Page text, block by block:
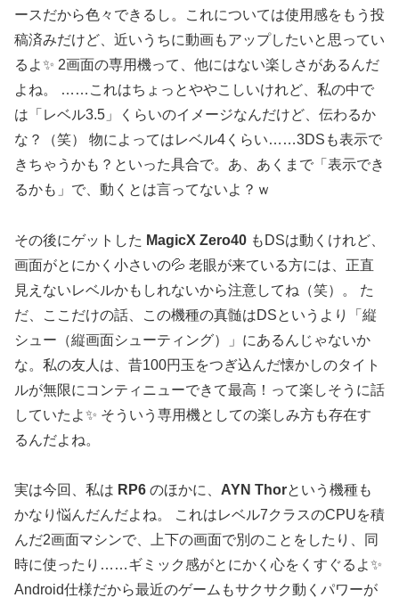
ースだから色々できるし。これについては使用感をもう投
稿済みだけど、近いうちに動画もアップしたいと思ってい
るよ✨ 2画面の専用機って、他にはない楽しさがあるんだ
よね。 ……これはちょっとややこしいけれど、私の中で
は「レベル3.5」くらいのイメージなんだけど、伝わるか
な？（笑） 物によってはレベル4くらい……3DSも表示で
きちゃうかも？といった具合で。あ、あくまで「表示でき
るかも」で、動くとは言ってないよ？ｗ
その後にゲットした MagicX Zero40 もDSは動くけれど、
画面がとにかく小さいの💦 老眼が来ている方には、正直
見えないレベルかもしれないから注意してね（笑）。 た
だ、ここだけの話、この機種の真髄はDSというより「縦
シュー（縦画面シューティング）」にあるんじゃないか
な。私の友人は、昔100円玉をつぎ込んだ懐かしのタイト
ルが無限にコンティニューできて最高！って楽しそうに話
していたよ✨ そういう専用機としての楽しみ方も存在す
るんだよね。
実は今回、私は RP6 のほかに、 AYN Thorという機種も
かなり悩んだんだよね。 これはレベル7クラスのCPUを積
んだ2画面マシンで、上下の画面で別のことをしたり、同
時に使ったり……ギミック感がとにかく心をくすぐるよ✨
Android仕様だから最近のゲームもサクサク動くパワーが